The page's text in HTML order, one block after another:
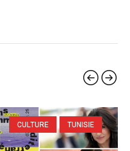
CULTURE TUNISIE